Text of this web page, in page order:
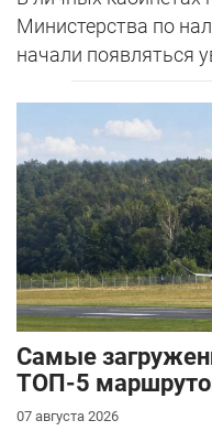
Министерства по
начали появляться
Самые
ТОП-5
07 августа 2026